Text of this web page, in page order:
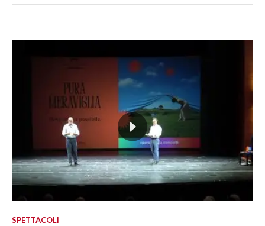
SPETTACOLI